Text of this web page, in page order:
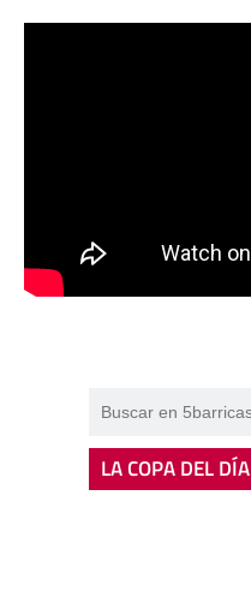
LA COPA DEL DÍA